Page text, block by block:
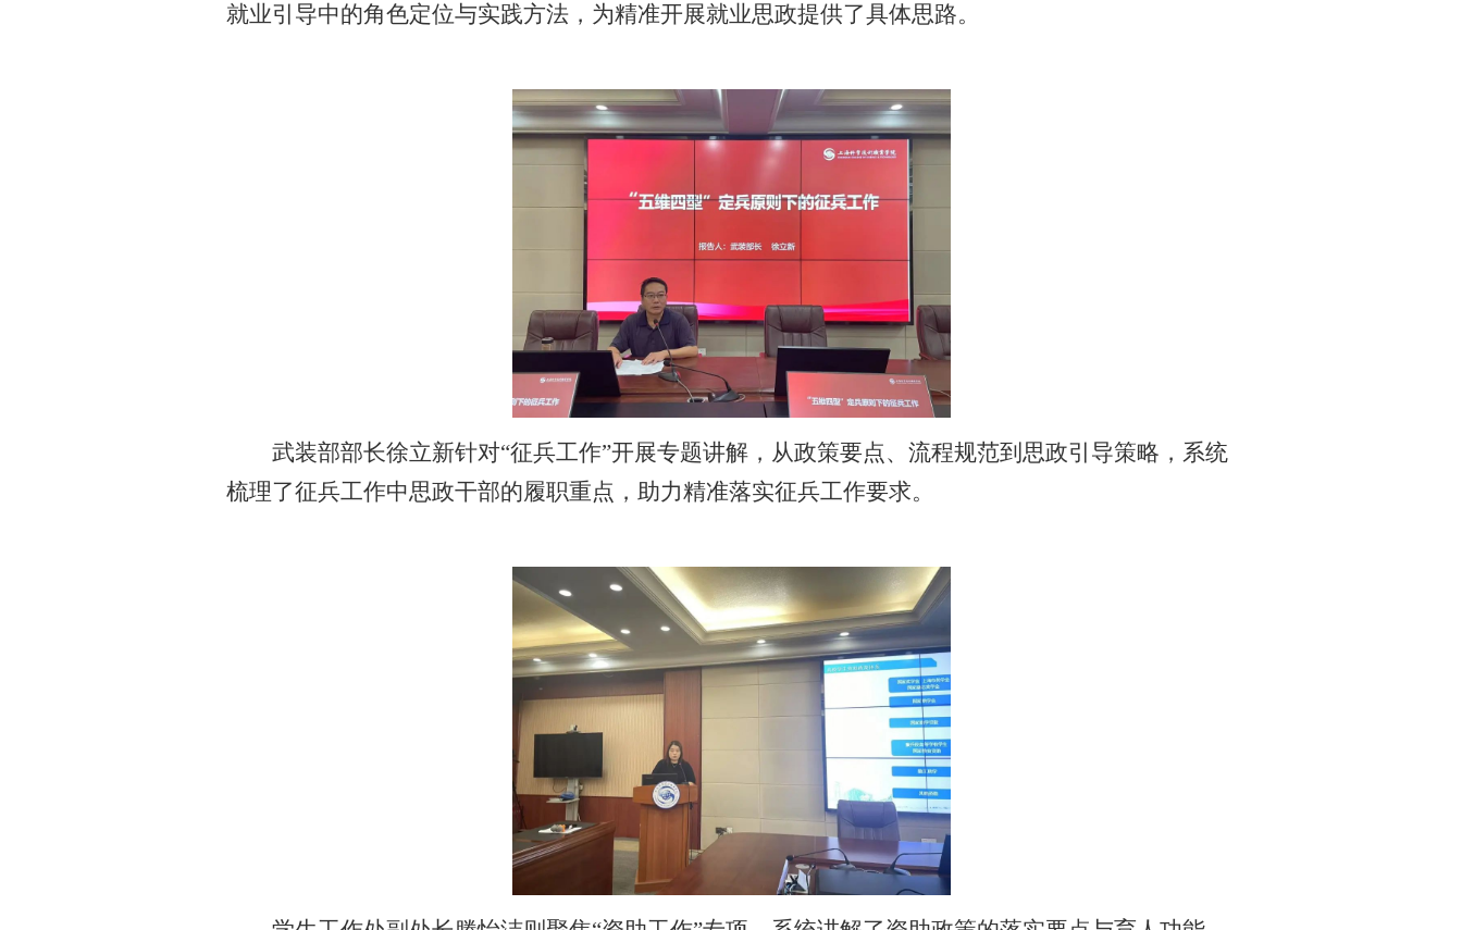
就业引导中的角色定位与实践方法，为精准开展就业思政提供了具体思路。
武装部部长徐立新针对“征兵工作”开展专题讲解，从政策要点、流程规范到思政引导策略，系统
梳理了征兵工作中思政干部的履职重点，助力精准落实征兵工作要求。